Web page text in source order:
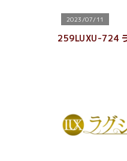
2023/07/11
259LUXU-724